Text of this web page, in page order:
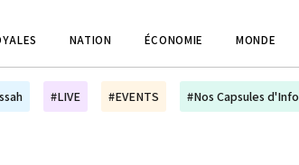
NATION ÉCONOMIE MONDE
#LIVE #EVENTS #Nos Capsules d'Info